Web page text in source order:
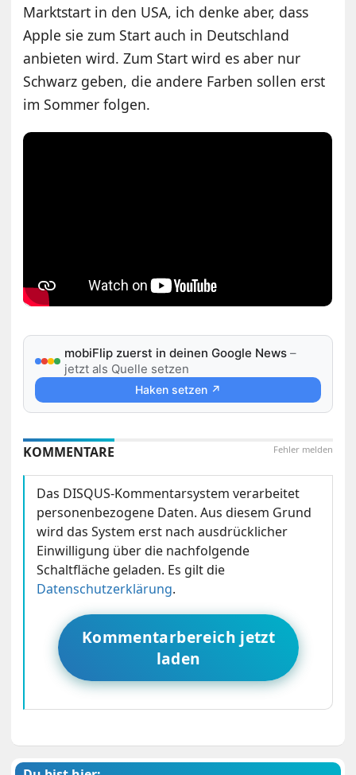
Marktstart in den USA, ich denke aber, dass
Apple sie zum Start auch in Deutschland
anbieten wird. Zum Start wird es aber nur
Schwarz geben, die andere Farben sollen erst
im Sommer folgen.
mobiFlip zuerst in deinen Google News –
jetzt als Quelle setzen
Haken setzen ↗
Fehler melden
KOMMENTARE
Das DISQUS-Kommentarsystem verarbeitet
personenbezogene Daten. Aus diesem Grund
wird das System erst nach ausdrücklicher
Einwilligung über die nachfolgende
Schaltfläche geladen. Es gilt die
Datenschutzerklärung.
Kommentarbereich jetzt
laden